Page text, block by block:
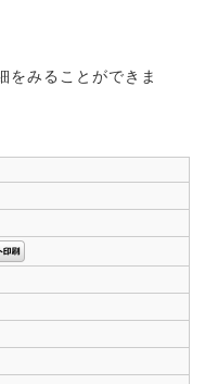
をみることができま